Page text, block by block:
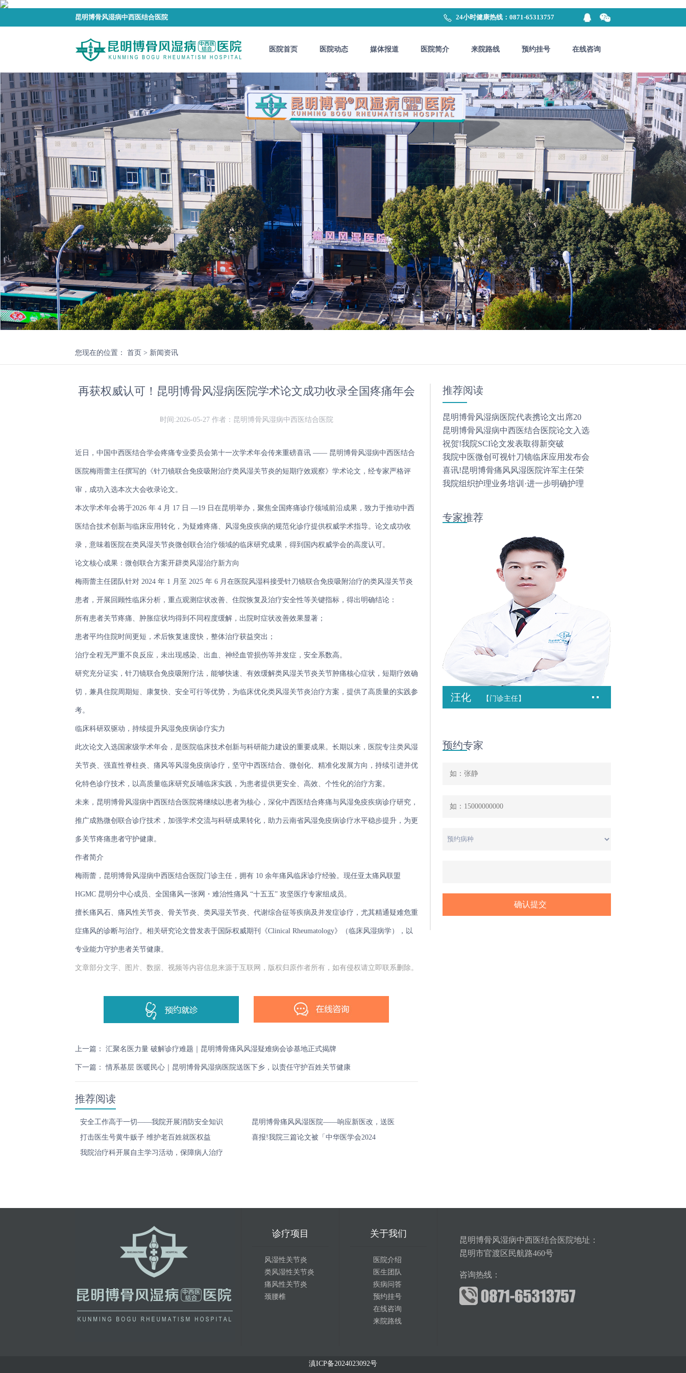
昆明博骨风湿病中西医结合医院 24小时健康热线：0871-65313757
医院首页 医院动态 媒体报道 医院简介 来院路线 预约挂号 在线咨询
您现在的位置 ： 首页 > 新闻资讯
再获权威认可！昆明博骨风湿病医院学术论文成功收录全国疼痛年会
时间:2026-05-27 作者：昆明博骨风湿病中西医结合医院
近日，中国中西医结合学会疼痛专业委员会第十一次学术年会传来重磅喜讯 —— 昆明博骨风湿病中西医结合
医院梅雨蕾主任撰写的《针刀镜联合免疫吸附治疗类风湿关节炎的短期疗效观察》学术论文，经专家严格评
审，成功入选本次大会收录论文。
本次学术年会将于2026 年 4 月 17 日 —19 日在昆明举办，聚焦全国疼痛诊疗领域前沿成果，致力于推动中西
医结合技术创新与临床应用转化，为疑难疼痛、风湿免疫疾病的规范化诊疗提供权威学术指导。论文成功收
录，意味着医院在类风湿关节炎微创联合治疗领域的临床研究成果，得到国内权威学会的高度认可。
论文核心成果：微创联合方案开辟类风湿治疗新方向
梅雨蕾主任团队针对 2024 年 1 月至 2025 年 6 月在医院风湿科接受针刀镜联合免疫吸附治疗的类风湿关节炎
患者，开展回顾性临床分析，重点观测症状改善、住院恢复及治疗安全性等关键指标，得出明确结论：
所有患者关节疼痛、肿胀症状均得到不同程度缓解，出院时症状改善效果显著；
患者平均住院时间更短，术后恢复速度快，整体治疗获益突出；
治疗全程无严重不良反应，未出现感染、出血、神经血管损伤等并发症，安全系数高。
研究充分证实，针刀镜联合免疫吸附疗法，能够快速、有效缓解类风湿关节炎关节肿痛核心症状，短期疗效确
切，兼具住院周期短、康复快、安全可行等优势，为临床优化类风湿关节炎治疗方案，提供了高质量的实践参
考。
临床科研双驱动，持续提升风湿免疫病诊疗实力
此次论文入选国家级学术年会，是医院临床技术创新与科研能力建设的重要成果。长期以来，医院专注类风湿
关节炎、强直性脊柱炎、痛风等风湿免疫病诊疗，坚守中西医结合、微创化、精准化发展方向，持续引进并优
化特色诊疗技术，以高质量临床研究反哺临床实践，为患者提供更安全、高效、个性化的治疗方案。
未来，昆明博骨风湿病中西医结合医院将继续以患者为核心，深化中西医结合疼痛与风湿免疫疾病诊疗研究，
推广成熟微创联合诊疗技术，加强学术交流与科研成果转化，助力云南省风湿免疫病诊疗水平稳步提升，为更
多关节疼痛患者守护健康。
作者简介
梅雨蕾，昆明博骨风湿病中西医结合医院门诊主任，拥有 10 余年痛风临床诊疗经验。现任亚太痛风联盟
HGMC 昆明分中心成员、全国痛风一张网・难治性痛风 “十五五” 攻坚医疗专家组成员。
擅长痛风石、痛风性关节炎、骨关节炎、类风湿关节炎、代谢综合征等疾病及并发症诊疗，尤其精通疑难危重
症痛风的诊断与治疗。相关研究论文曾发表于国际权威期刊《Clinical Rheumatology》（临床风湿病学），以
专业能力守护患者关节健康。
文章部分文字、图片、数据、视频等内容信息来源于互联网，版权归原作者所有，如有侵权请立即联系删除。
上一篇： 汇聚名医力量 破解诊疗难题｜昆明博骨痛风风湿疑难病会诊基地正式揭牌
下一篇：情系基层 医暖民心｜昆明博骨风湿病医院送医下乡，以责任守护百姓关节健康
推荐阅读
安全工作高于一切——我院开展消防安全知识
昆明博骨痛风风湿医院——响应新医改，送医
打击医生号黄牛贩子 维护老百姓就医权益
喜报!我院三篇论文被「中华医学会2024
我院治疗科开展自主学习活动，保障病人治疗
推荐阅读
昆明博骨风湿病医院代表携论文出席20
昆明博骨风湿病中西医结合医院论文入选
祝贺!我院SCI论文发表取得新突破
我院中医微创可视针刀镜临床应用发布会
喜讯!昆明博骨痛风风湿医院许军主任荣
我院组织护理业务培训·进一步明确护理
专家推荐
汪化 【门诊主任】
预约专家
诊疗项目
风湿性关节炎
类风湿性关节炎
痛风性关节炎
颈腰椎
关于我们
医院介绍
医生团队
疾病问答
预约挂号
在线咨询
来院路线
昆明博骨风湿病中西医结合医院地址：
昆明市官渡区民航路460号
咨询热线：
滇ICP备2024023092号